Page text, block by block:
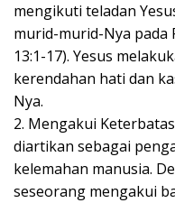
mengikuti teladan
murid-murid-Nya pada
13:1-17). Yesus
kerendahan hati dan
Nya.
2. Mengakui
diartikan sebagai
kelemahan manusia.
seseorang mengakui